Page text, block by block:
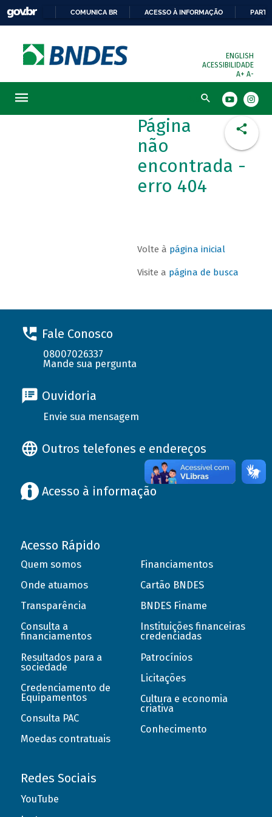
COMUNICA BR ACESSO À INFORMAÇÃO
ENGLISH
ACESSIBILIDADE
A+ A-
Busca
Página
não
encontrada -
erro 404
Volte à página inicial
Visite a página de busca
Fale Conosco
08007026337
Mande sua pergunta
Ouvidoria
Envie sua mensagem
Outros telefones e endereços
Acesso à informação
Acesso Rápido
Quem somos
Onde atuamos
Transparência
Consulta a
financiamentos
Resultados para a
sociedade
Credenciamento de
Equipamentos
Consulta PAC
Moedas contratuais
Financiamentos
Cartão BNDES
BNDES Finame
Instituições financeiras
credenciadas
Patrocínios
Licitações
Cultura e economia
criativa
Conhecimento
Redes Sociais
YouTube